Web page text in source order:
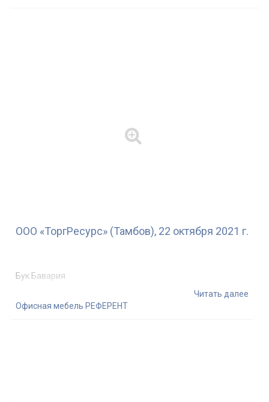
ООО «ТоргРесурс» (Тамбов), 22 октября 2021 г.
Бук Бавария
Читать далее
Офисная мебель РЕФЕРЕНТ